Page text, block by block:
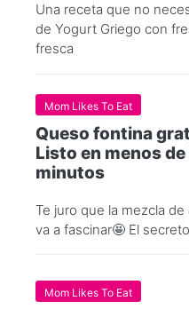
Una receta que no
de Yogurt Griego con
fresca
Mom Likes To Eat
Queso fontina
Listo en menos de
minutos
Te juro que la mezcla
va a fascinar🤩 El secreto
Mom Likes To Eat